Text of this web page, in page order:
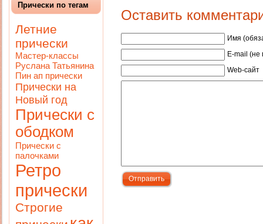
Прически по тегам
Летние
прически
Мастер-классы
Руслана Татьянина
Пин ап прически
Прически на
Новый год
Прически с
ободком
Прически с
палочками
Ретро
прически
Строгие
Оставить
Имя
E-mail (не
Web-сайт